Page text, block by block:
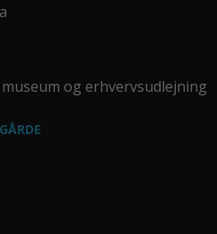
og erhvervsudlejning